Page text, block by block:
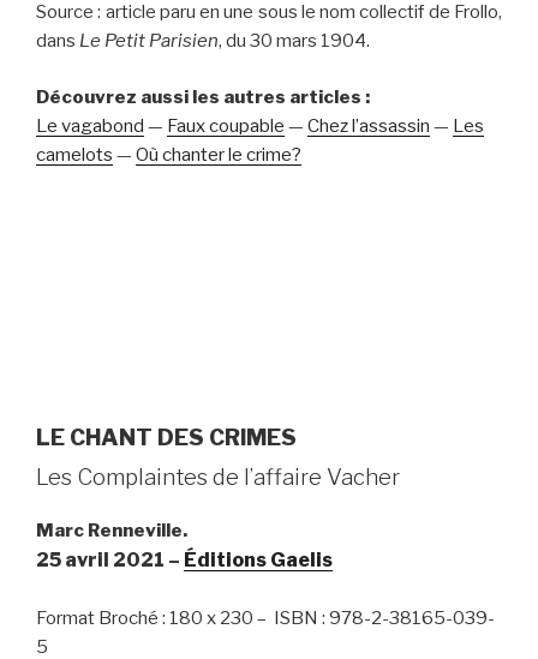
Source : article paru en une sous le nom collectif de Frollo,
dans Le Petit Parisien, du 30 mars 1904.
Découvrez aussi les autres articles :
Le vagabond — Faux coupable — Chez l’assassin — Les
camelots — Où chanter le crime?
LE CHANT DES CRIMES
Les Complaintes de l’affaire Vacher
Marc Renneville.
25 avril 2021 – Éditions Gaelis
Format Broché : 180 x 230 – ISBN : 978-2-38165-039-
5